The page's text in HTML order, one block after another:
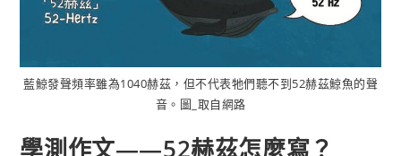
藍鯨發聲頻率雖為1040赫茲，但不代表牠們聽不到52赫茲鯨魚的聲
音。圖_取自網路
學測作文——52赫茲怎麼寫？